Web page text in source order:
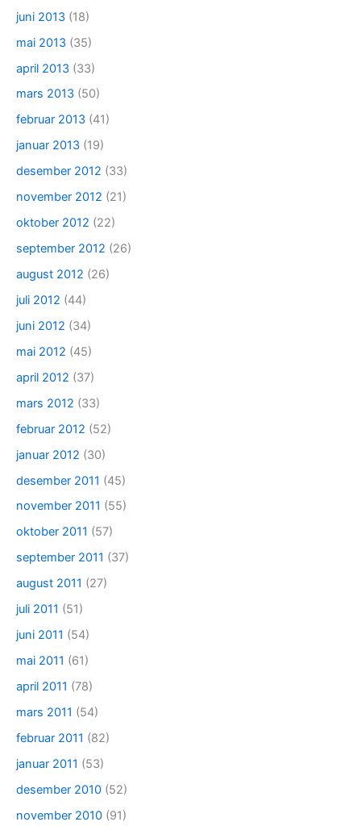
juni 2013 (18)
mai 2013 (35)
april 2013 (33)
mars 2013 (50)
februar 2013 (41)
januar 2013 (19)
desember 2012 (33)
november 2012 (21)
oktober 2012 (22)
september 2012 (26)
august 2012 (26)
juli 2012 (44)
juni 2012 (34)
mai 2012 (45)
april 2012 (37)
mars 2012 (33)
februar 2012 (52)
januar 2012 (30)
desember 2011 (45)
november 2011 (55)
oktober 2011 (57)
september 2011 (37)
august 2011 (27)
juli 2011 (51)
juni 2011 (54)
mai 2011 (61)
april 2011 (78)
mars 2011 (54)
februar 2011 (82)
januar 2011 (53)
desember 2010 (52)
november 2010 (91)